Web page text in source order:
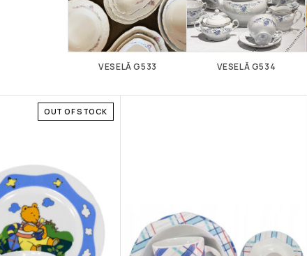
VESELĂ G533 VESELĂ G534
OUT OF STOCK